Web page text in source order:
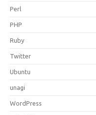
Perl
PHP
Ruby
Twitter
Ubuntu
unagi
WordPress